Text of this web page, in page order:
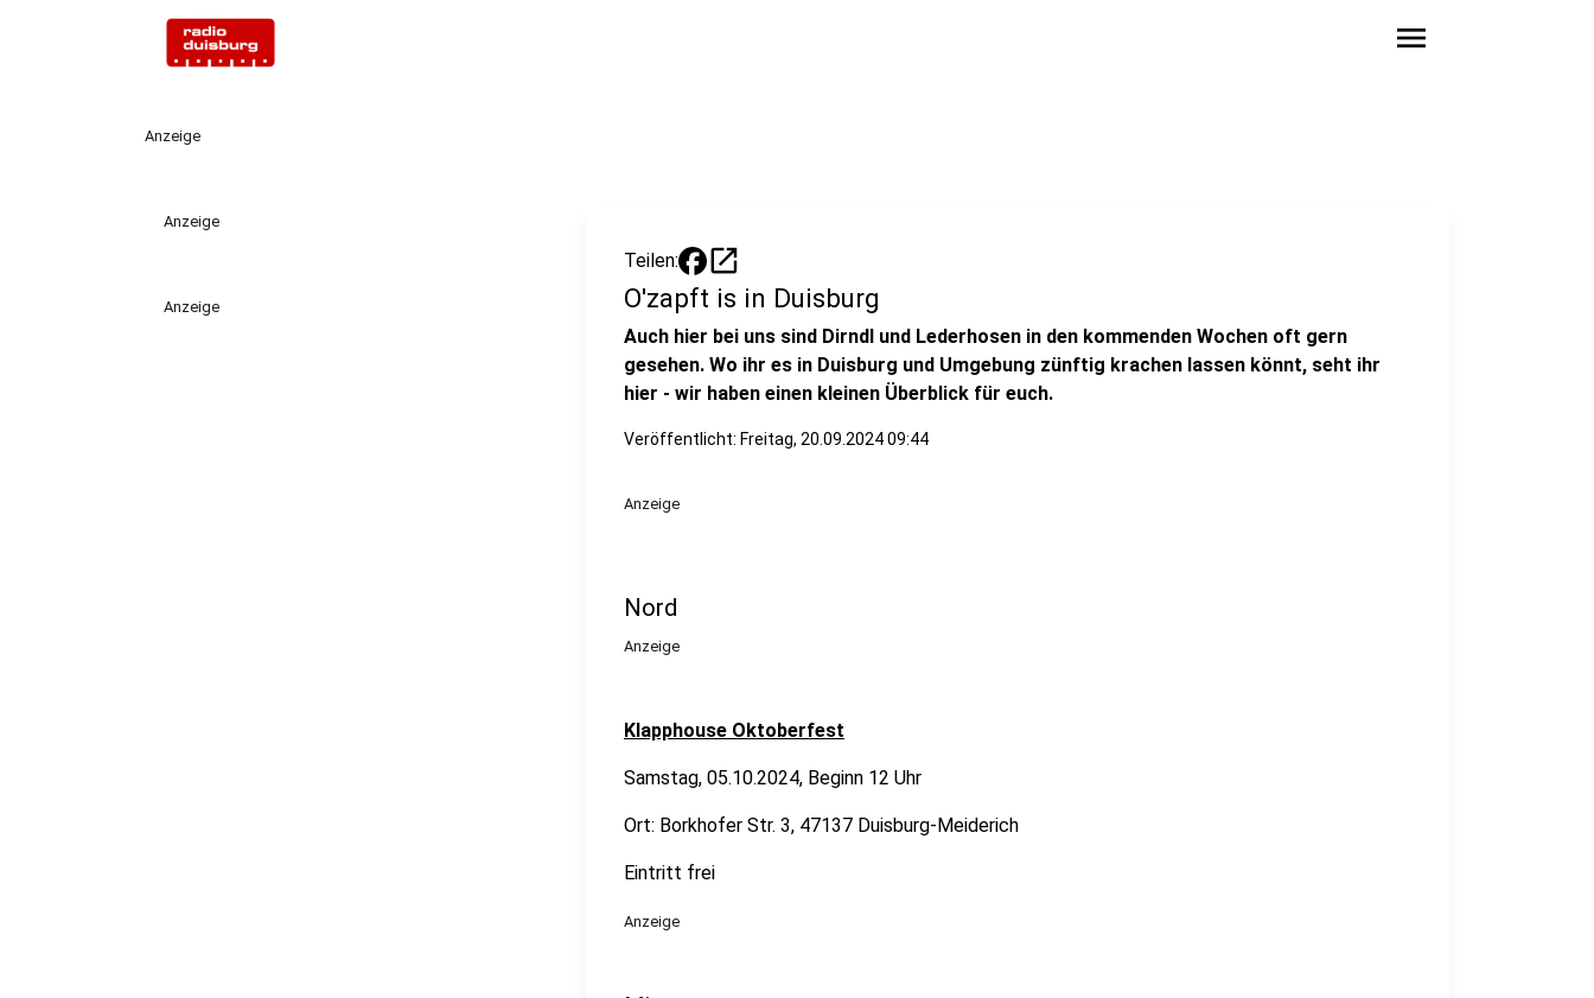
menu
Anzeige
Anzeige
Anzeige
Teilen: open_in_new
O'zapft is in Duisburg
Auch hier bei uns sind Dirndl und Lederhosen in den kommenden Wochen oft gern
gesehen. Wo ihr es in Duisburg und Umgebung zünftig krachen lassen könnt, seht ihr
hier - wir haben einen kleinen Überblick für euch.
Veröffentlicht: Freitag, 20.09.2024 09:44
Anzeige
Nord
Anzeige
Klapphouse Oktoberfest
Samstag, 05.10.2024, Beginn 12 Uhr
Ort: Borkhofer Str. 3, 47137 Duisburg-Meiderich
Eintritt frei
Anzeige